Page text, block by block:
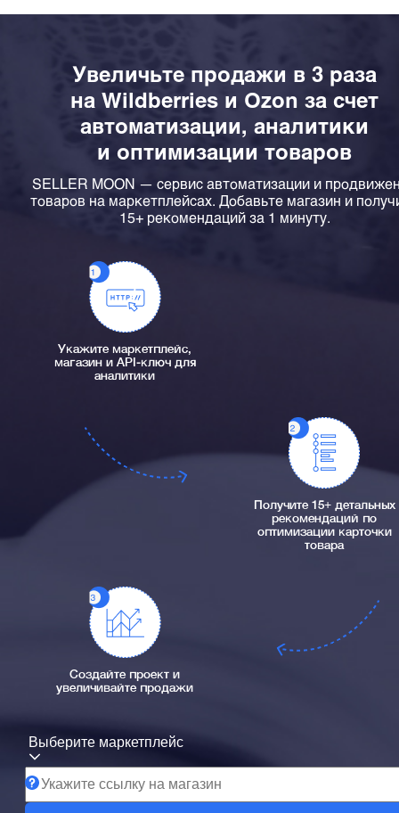
Увеличьте продажи в 3 раза
на Wildberries и Ozon за счет
автоматизации, аналитики
и оптимизации товаров
SELLER MOON — сервис автоматизации и
товаров на маркетплейсах. Добавьте магазин и
15+ рекомендаций за 1 минуту.
Укажите маркетплейс,
магазин и API-ключ для
аналитики
Получите 15+ детальных
рекомендаций по
оптимизации карточки
товара
Создайте проект и
увеличивайте продажи
Выберите маркетплейс